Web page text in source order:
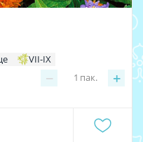
VII-IX
− +
1 пак.